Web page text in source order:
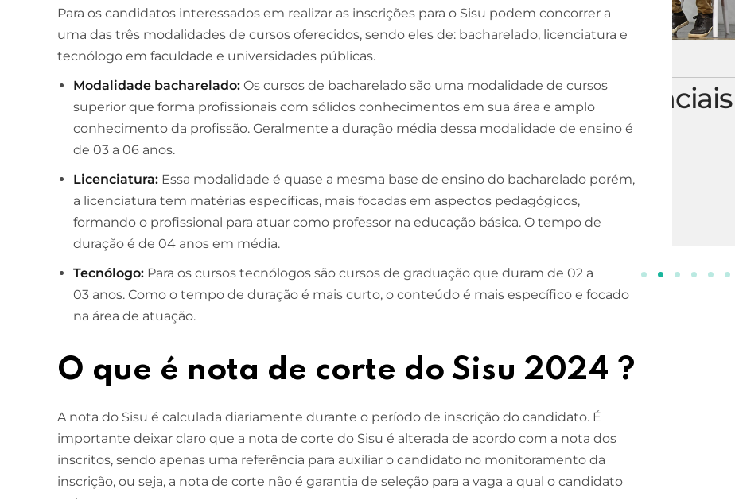
Para os candidatos interessados em realizar as inscrições para o Sisu podem concorrer a
uma das três modalidades de cursos oferecidos, sendo eles de: bacharelado, licenciatura e
tecnólogo em faculdade e universidades públicas.
Modalidade bacharelado: Os cursos de bacharelado são uma modalidade de cursos
superior que forma profissionais com sólidos conhecimentos em sua área e amplo
conhecimento da profissão. Geralmente a duração média dessa modalidade de ensino é
de 03 a 06 anos.
Licenciatura: Essa modalidade é quase a mesma base de ensino do bacharelado porém,
a licenciatura tem matérias específicas, mais focadas em aspectos pedagógicos,
formando o profissional para atuar como professor na educação básica. O tempo de
duração é de 04 anos em média.
Tecnólogo: Para os cursos tecnólogos são cursos de graduação que duram de 02 a
03 anos. Como o tempo de duração é mais curto, o conteúdo é mais específico e focado
na área de atuação.
O que é nota de corte do Sisu 2024 ?
A nota do Sisu é calculada diariamente durante o período de inscrição do candidato. É
importante deixar claro que a nota de corte do Sisu é alterada de acordo com a nota dos
inscritos, sendo apenas uma referência para auxiliar o candidato no monitoramento da
inscrição, ou seja, a nota de corte não é garantia de seleção para a vaga a qual o candidato
ESCOLA DE NEGÓCIOS NOTURNO
Contábeis
MELHOR CURSO PRIVADO DE SÃO LUÍS -
ENADE/MEC
ESCOLA DE NEGÓCIOS
Processos Gerenciais
2 ANOS